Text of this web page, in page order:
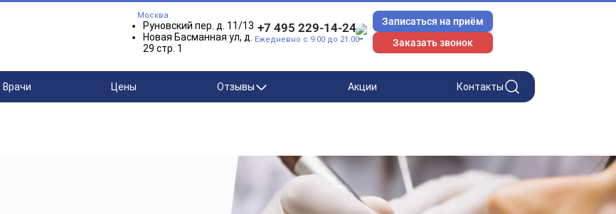
Москва
Руновский пер. д. 11/13
Новая Басманная ул, д.
29 стр. 1
+7 495 229-14-24
Ежедневно с 9:00 до 21:00
Записаться на приём
Заказать звонок
Врачи Цены Отзывы Акции Контакты